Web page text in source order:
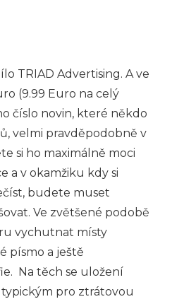
TRIAD Advertising. A ve
(9.99 Euro na celý
číslo novin, které někdo
velmi pravděpodobně v
si ho maximálně moci
a v okamžiku kdy si
budete muset
Ve zvětšené podobě
vychutnat místy
písmo a ještě
Na těch se uložení
pro ztrátovou